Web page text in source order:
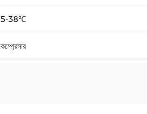
5-38℃
কম্প্রেসার